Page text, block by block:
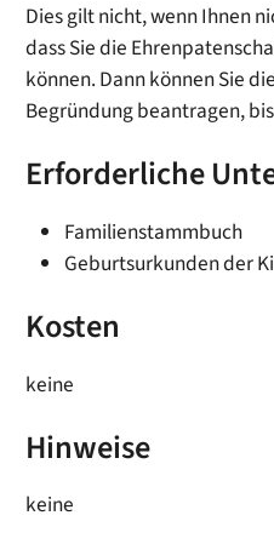
Dies gilt nicht, wenn Ihnen
dass Sie die
können. Dann können Sie
Begründung beantragen,
Erforderliche
Familienstammbuch
Geburtsurkunden der
Kosten
keine
Hinweise
keine